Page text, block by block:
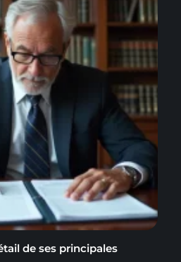
de ses principales